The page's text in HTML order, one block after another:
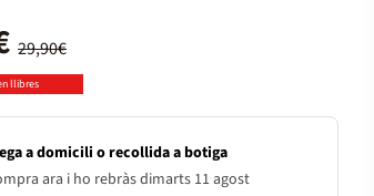
29,90€
llibres
a domicili o recollida a botiga
ara i ho rebràs dimarts 11 agost